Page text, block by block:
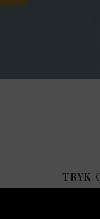
TRYK